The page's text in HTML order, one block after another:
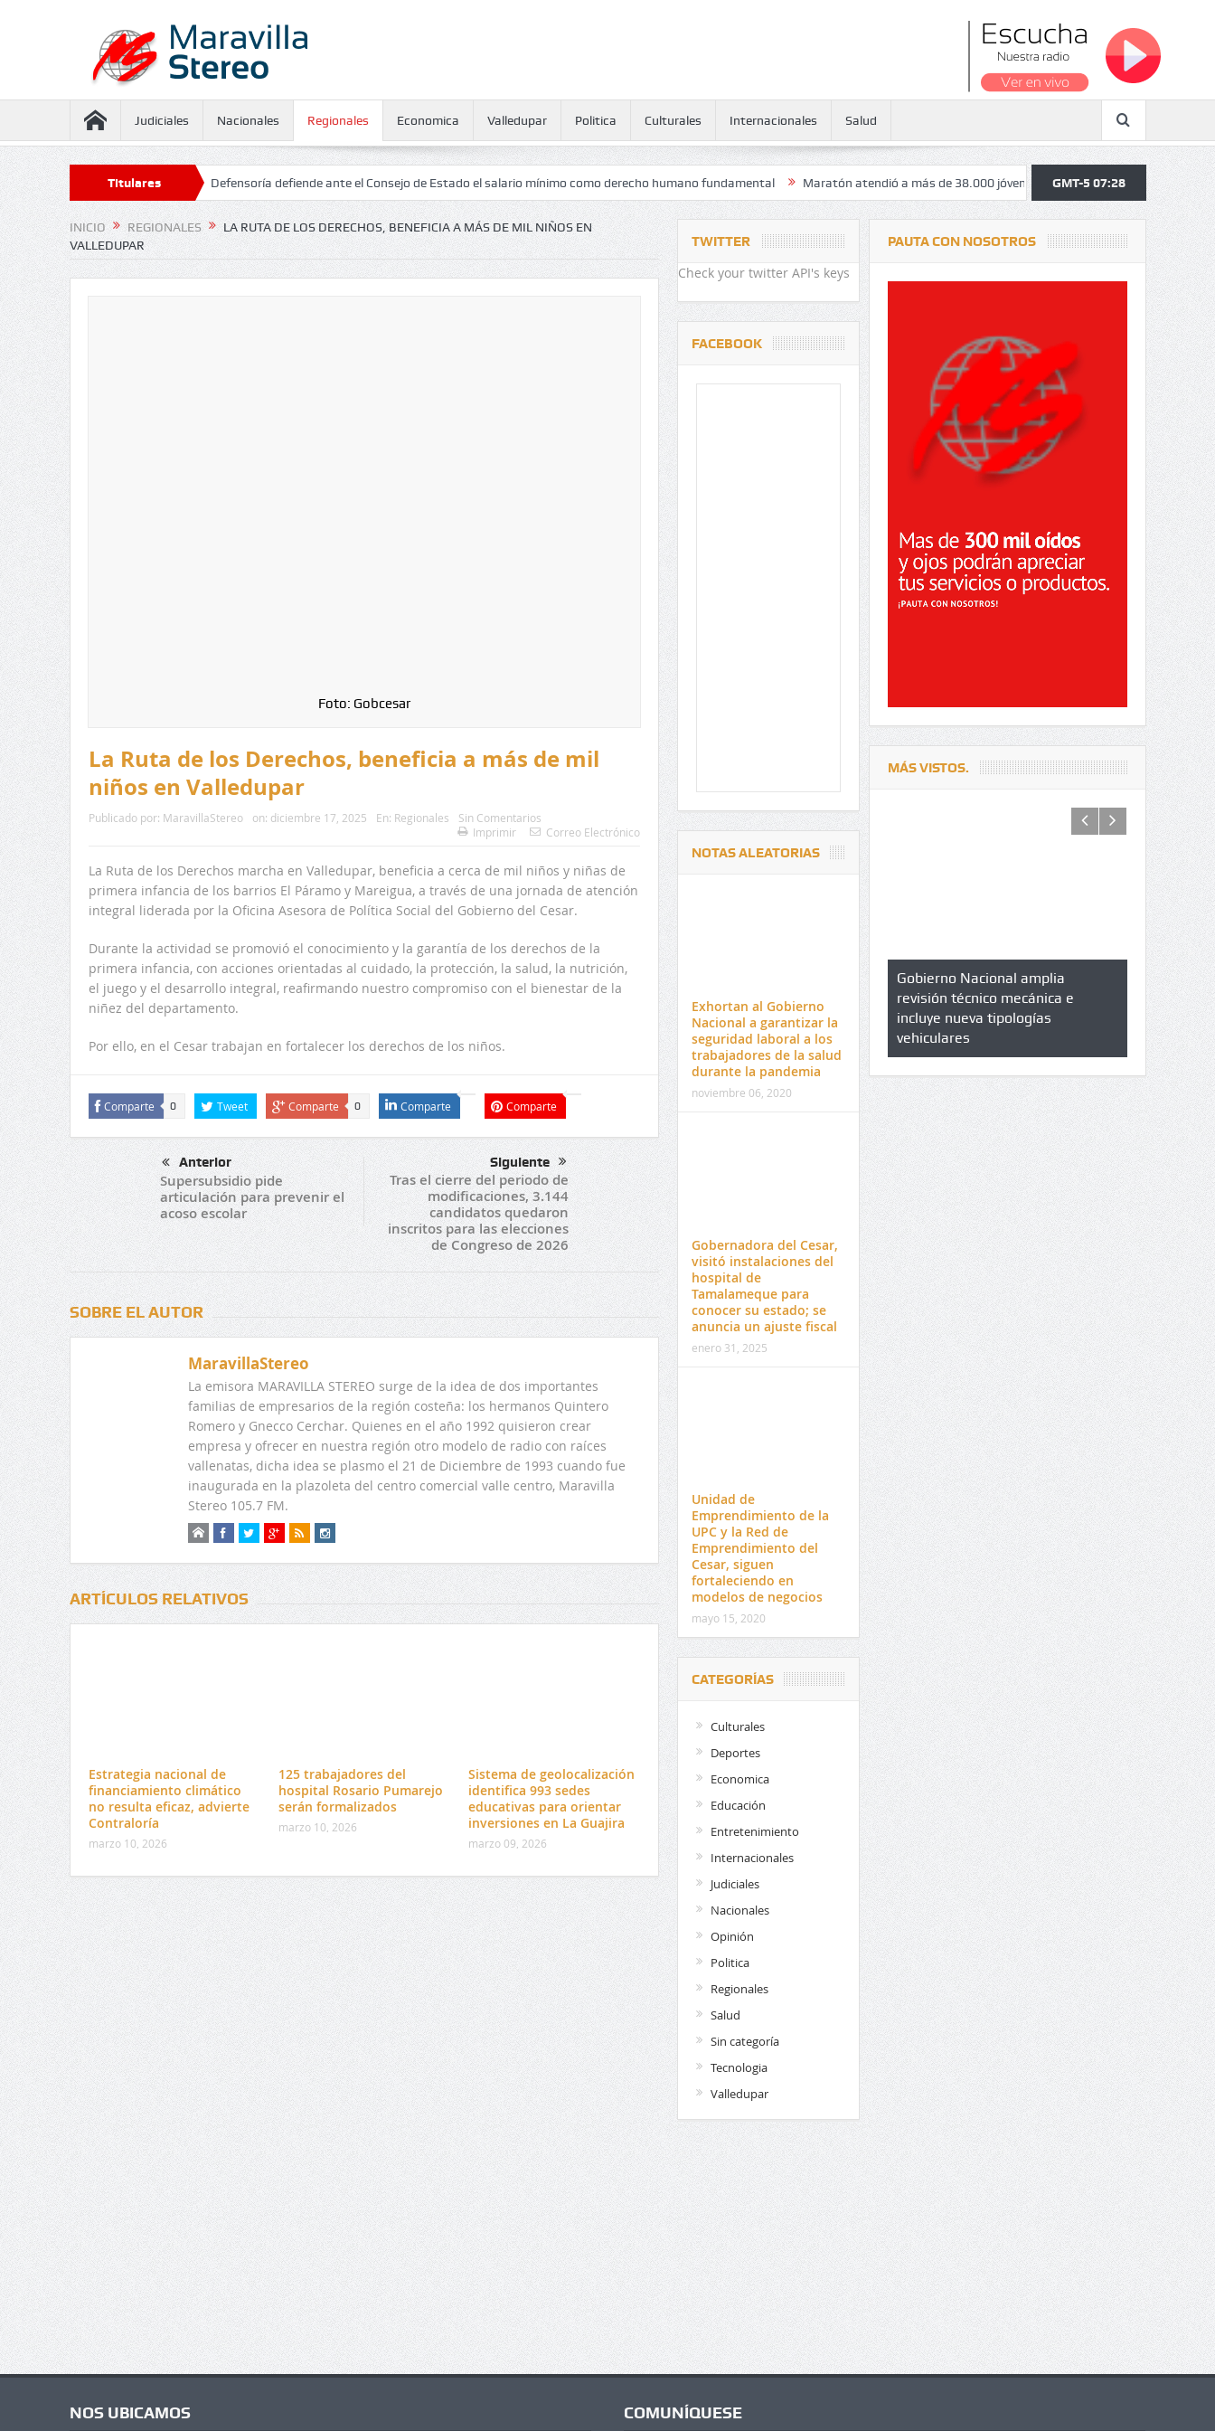
Judiciales Nacionales Regionales Economica Valledupar Politica Culturales Internacionales Salud
Titulares
y Luis Carlos Gutiérrez Defensoría defiende ante el Consejo de Estado el salario mínimo como derecho humano fundamental Maratón atendió a más de 38.000 jóvenes y personas mayores beneficiarias de
GMT-5 07:28
INICIO REGIONALES
LA RUTA DE LOS DERECHOS, BENEFICIA A MÁS DE MIL NIÑOS EN
VALLEDUPAR
Foto: Gobcesar
La Ruta de los Derechos, beneficia a más de mil
niños en Valledupar
Publicado por: MaravillaStereo on: diciembre 17, 2025 En: Regionales
Sin Comentarios
Imprimir
Correo Electrónico
La Ruta de los Derechos marcha en Valledupar, beneficia a cerca de mil niños y niñas de
primera infancia de los barrios El Páramo y Mareigua, a través de una jornada de atención
integral liderada por la Oficina Asesora de Política Social del Gobierno del Cesar.
Durante la actividad se promovió el conocimiento y la garantía de los derechos de la
primera infancia, con acciones orientadas al cuidado, la protección, la salud, la nutrición,
el juego y el desarrollo integral, reafirmando nuestro compromiso con el bienestar de la
niñez del departamento.
Por ello, en el Cesar trabajan en fortalecer los derechos de los niños.
Comparte 0 Tweet Comparte 0 Comparte Comparte
Anterior
Supersubsidio pide
articulación para prevenir el
acoso escolar
Siguiente
Tras el cierre del periodo de
modificaciones, 3.144
candidatos quedaron
inscritos para las elecciones
de Congreso de 2026
SOBRE EL AUTOR
MaravillaStereo
La emisora MARAVILLA STEREO surge de la idea de dos importantes
familias de empresarios de la región costeña: los hermanos Quintero
Romero y Gnecco Cerchar. Quienes en el año 1992 quisieron crear
empresa y ofrecer en nuestra región otro modelo de radio con raíces
vallenatas, dicha idea se plasmo el 21 de Diciembre de 1993 cuando fue
inaugurada en la plazoleta del centro comercial valle centro, Maravilla
Stereo 105.7 FM.
ARTÍCULOS RELATIVOS
Estrategia nacional de
financiamiento climático
no resulta eficaz, advierte
Contraloría
marzo 10, 2026
125 trabajadores del
hospital Rosario Pumarejo
serán formalizados
marzo 10, 2026
Sistema de geolocalización
identifica 993 sedes
educativas para orientar
inversiones en La Guajira
marzo 09, 2026
TWITTER
Check your twitter API's keys
FACEBOOK
NOTAS ALEATORIAS
Exhortan al Gobierno
Nacional a garantizar la
seguridad laboral a los
trabajadores de la salud
durante la pandemia
noviembre 06, 2020
Gobernadora del Cesar,
visitó instalaciones del
hospital de
Tamalameque para
conocer su estado; se
anuncia un ajuste fiscal
enero 31, 2025
Unidad de
Emprendimiento de la
UPC y la Red de
Emprendimiento del
Cesar, siguen
fortaleciendo en
modelos de negocios
mayo 15, 2020
CATEGORÍAS
Culturales
Deportes
Economica
Educación
Entretenimiento
Internacionales
Judiciales
Nacionales
Opinión
Politica
Regionales
Salud
Sin categoría
Tecnologia
Valledupar
PAUTA CON NOSOTROS
MÁS VISTOS.
Delwin Jiménez, nuevo Contralor
Departamental del Cesar
El 17 de enero vence plazo de
venta de pines para matrícula en
preuniversitario de la UPC
Gobierno Nacional amplia
revisión técnico mecánica e
incluye nueva tipologías
vehiculares
Qué es un
cuáles son
NOS UBICAMOS COMUNÍQUESE